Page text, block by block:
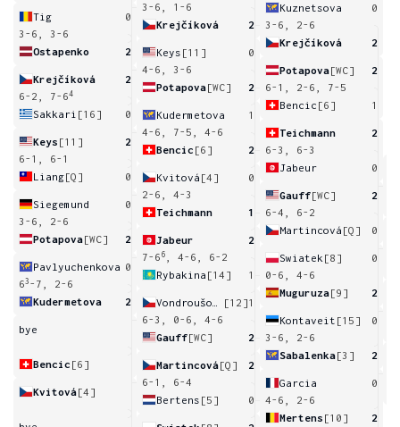
Tig
0
3-6, 3-6
Ostapenko
2
Krejčíková
2
6-2, 7-64
Sakkari [16] 0
Keys [11]
2
6-1, 6-1
Liang[Q] 0
Siegemund
0
3-6, 2-6
Potapova[WC] 2
Pavlyuchenkova 0
63 -7, 2-6
Kudermetova
2
bye
Bencic [6]
Kvitová[4]
3-6, 1-6
Krejčíková
2
Keys [11]
0
4-6, 3-6
Potapova[WC] 2
Kudermetova
1
4-6, 7-5, 4-6
Bencic [6] 2
Kvitová [4]
0
2-6, 4-3
Teichmann
1
Jabeur
2
7-6 6
, 4-6, 6-2
Rybakina [14] 1
[12]1
6-3, 0-6, 4-6
Gauff[WC] 2
Martincová[Q]
2
6-1, 6-4
Bertens [5] 0
Kuznetsova
0
3-6, 2-6
Krejčíková
2
Potapova[WC]
2
6-1, 2-6, 7-5
Bencic [6] 1
Teichmann
2
6-3, 6-3
Jabeur
0
Gauff[WC]
2
6-4, 6-2
Martincová [Q] 0
Swiatek [8]
0
0-6, 4-6
Muguruza[9] 2
Kontaveit [15]
0
3-6, 2-6
Sabalenka[3] 2
Garcia
0
4-6, 2-6
Mertens [10] 2